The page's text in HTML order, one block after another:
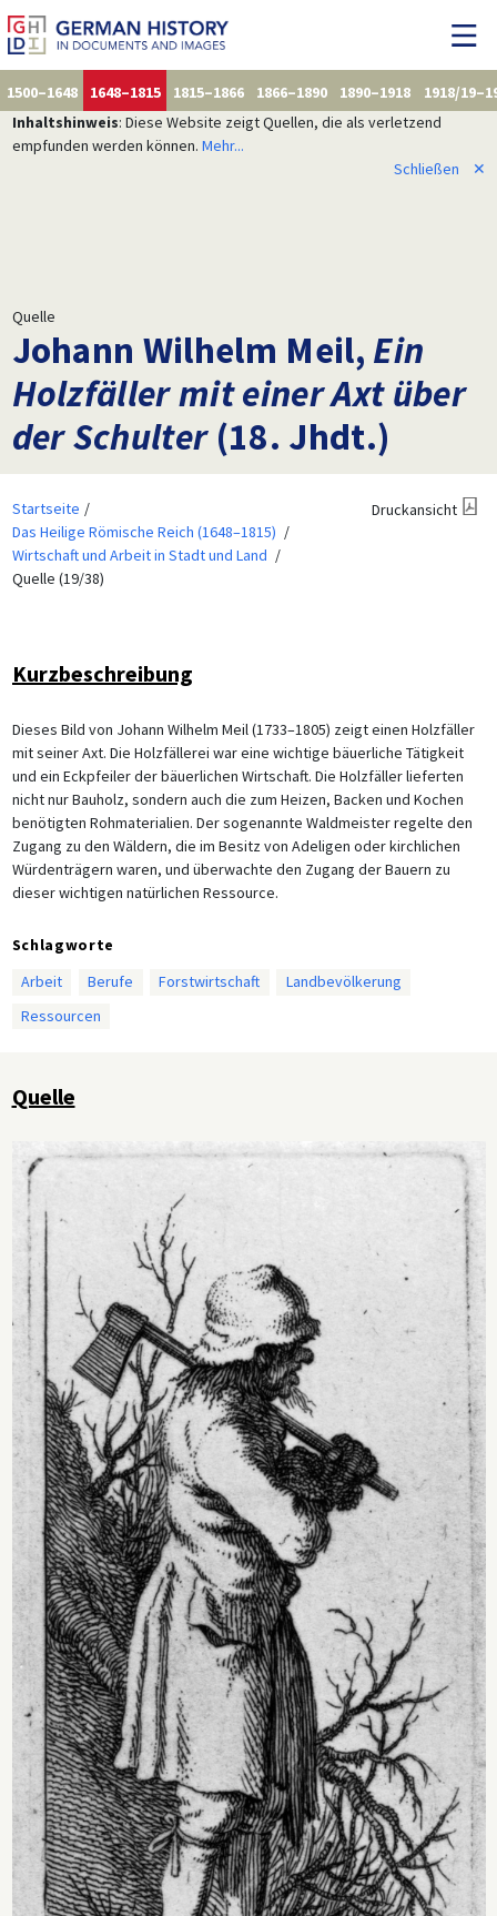
1500–1648 1648–1815 1815–1866 1866–1890 1890–1918
1918/
Inhaltshinweis: Diese Website zeigt Quellen, die als verletzend
empfunden werden können. Mehr...
Schließen
✕
Quelle
Johann Wilhelm Meil, Ein
Holzfäller mit einer Axt über
der Schulter(18. Jhdt.)
Startseite
Das Heilige Römische Reich (1648–1815)
Wirtschaft und Arbeit in Stadt und Land
Quelle (19/38)
Druckansicht
Kurzbeschreibung
Dieses Bild von Johann Wilhelm Meil (1733–1805) zeigt einen Holzfäller
mit seiner Axt. Die Holzfällerei war eine wichtige bäuerliche Tätigkeit
und ein Eckpfeiler der bäuerlichen Wirtschaft. Die Holzfäller lieferten
nicht nur Bauholz, sondern auch die zum Heizen, Backen und Kochen
benötigten Rohmaterialien. Der sogenannte Waldmeister regelte den
Zugang zu den Wäldern, die im Besitz von Adeligen oder kirchlichen
Würdenträgern waren, und überwachte den Zugang der Bauern zu
dieser wichtigen natürlichen Ressource.
Schlagworte
Arbeit
Berufe Forstwirtschaft
Landbevölkerung
Ressourcen
Quelle